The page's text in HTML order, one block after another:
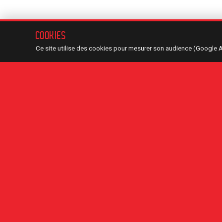
COOKIES
Ce site utilise des cookies pour mesurer son audience (Google